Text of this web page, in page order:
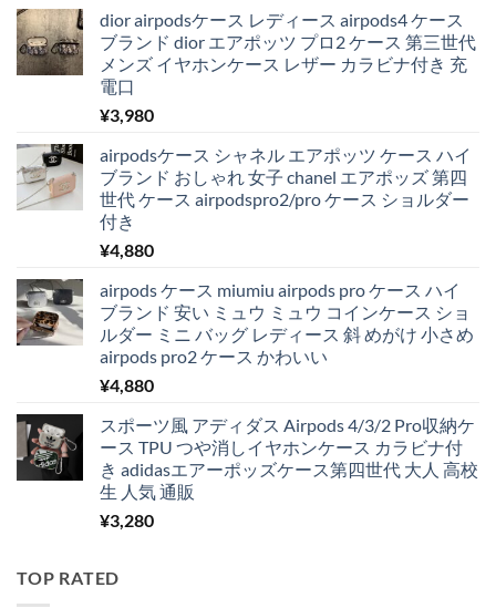
dior airpodsケース レディース airpods4 ケース
ブランド dior エアポッツ プロ2 ケース 第三世代
メンズ イヤホンケース レザー カラビナ付き 充
電口
¥3,980
airpodsケース シャネル エアポッツ ケース ハイ
ブランド おしゃれ 女子 chanel エアポッズ 第四
世代 ケース airpodspro2/pro ケース ショルダー
付き
¥4,880
airpods ケース miumiu airpods pro ケース ハイ
ブランド 安い ミュウ ミュウ コインケース ショ
ルダー ミニ バッグ レディース 斜 めがけ 小さめ
airpods pro2 ケース かわいい
¥4,880
スポーツ風 アディダス Airpods 4/3/2 Pro収納ケ
ース TPU つや消しイヤホンケース カラビナ付
き adidasエアーポッズケース第四世代 大人 高校
生 人気 通販
¥3,280
TOP RATED